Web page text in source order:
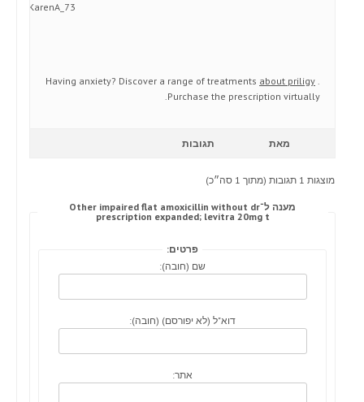
KarenA_73
Having anxiety? Discover a range of treatments about priligy .
Purchase the prescription virtually.
מאת תגובות
מוצגות 1 תגובות (מתוך 1 סה״כ)
מענה ל־Other impaired flat amoxicillin without dr
prescription expanded; levitra 20mg t
פרטים:
שם (חובה):
דוא"ל (לא יפורסם) (חובה):
אתר: